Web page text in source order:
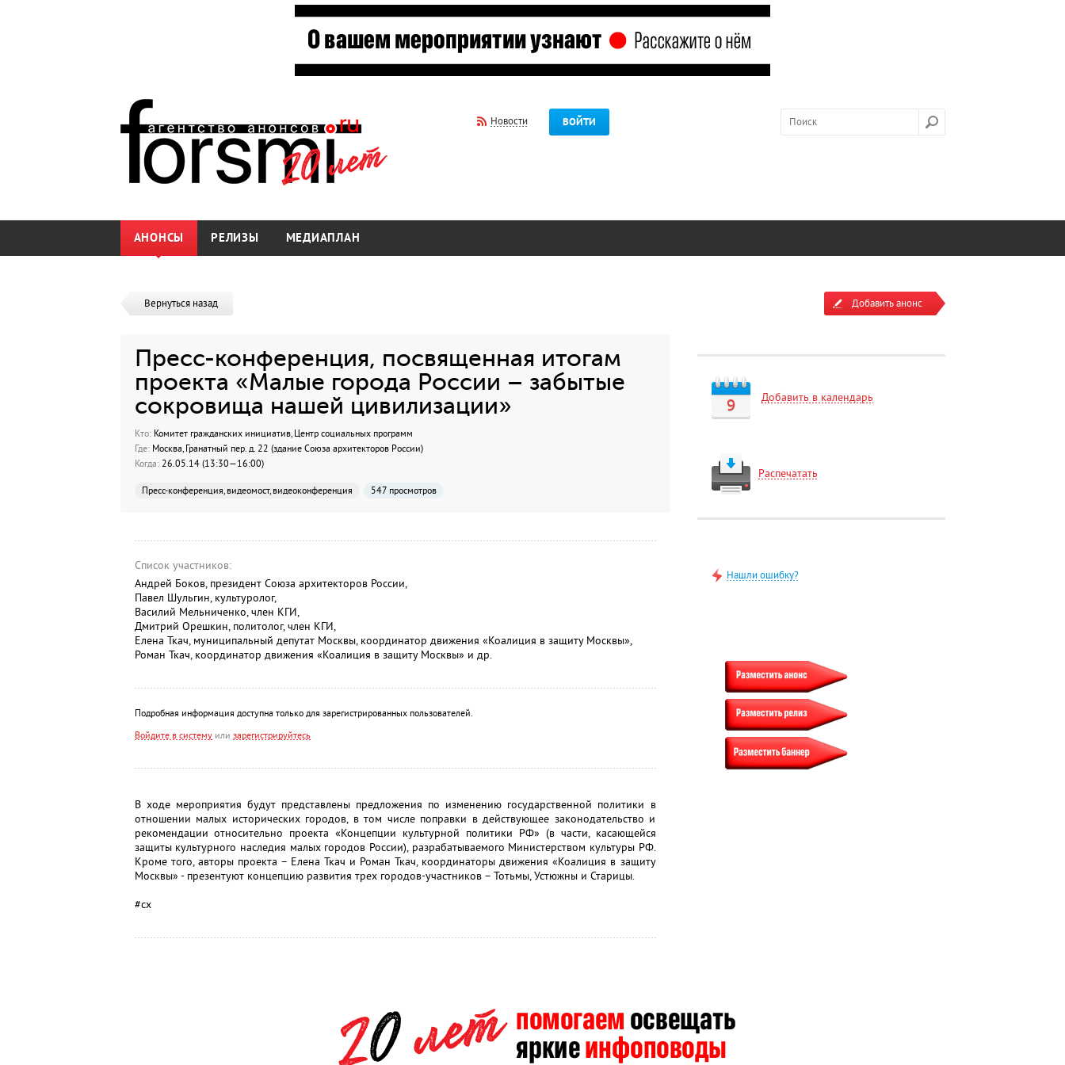
Новости ВОЙТИ
АНОНСЫ РЕЛИЗЫ МЕДИАПЛАН
Вернуться назад
Пресс-конференция, посвященная итогам
проекта «Малые города России – забытые
сокровища нашей цивилизации»
Кто:Комитет гражданских инициатив, Центр социальных программ
Где:Москва, Гранатный пер. д. 22 (здание Союза архитекторов России)
Когда:26.05.14 (13:30—16:00)
Пресс-конференция, видеомост, видеоконференция 547 просмотров
Список участников:
Андрей Боков, президент Союза архитекторов России,
Павел Шульгин, культуролог,
Василий Мельниченко, член КГИ,
Дмитрий Орешкин, политолог, член КГИ,
Елена Ткач, муниципальный депутат Москвы, координатор движения «Коалиция в защиту Москвы»,
Роман Ткач, координатор движения «Коалиция в защиту Москвы» и др.
Подробная информация доступна только для зарегистрированных пользователей.
Войдите в системуили зарегистрируйтесь
В ходе мероприятия будут представлены предложения по изменению государственной политики в
отношении малых исторических городов, в том числе поправки в действующее законодательство и
рекомендации относительно проекта «Концепции культурной политики РФ» (в части, касающейся
защиты культурного наследия малых городов России), разрабатываемого Министерством культуры РФ.
Кроме того, авторы проекта – Елена Ткач и Роман Ткач, координаторы движения «Коалиция в защиту
Москвы» - презентуют концепцию развития трех городов-участников – Тотьмы, Устюжны и Старицы.
#сх
Добавить анонс
9 Добавить в календарь
Распечатать
Нашли ошибку?